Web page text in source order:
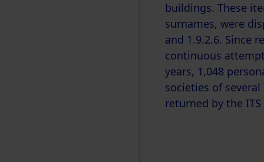
buildings. These
surnames, were
and 1.9.2.6. Since
continuous
years, 1,048
societies of
returned by the